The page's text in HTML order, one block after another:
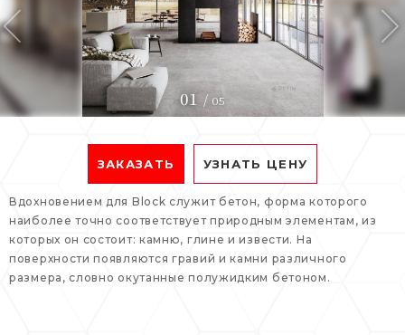
01 / 05
ЗАКАЗАТЬ УЗНАТЬ ЦЕНУ
Вдохновением для Block служит бетон, форма которого
наиболее точно соответствует природным элементам, из
которых он состоит: камню, глине и извести. На
поверхности появляются гравий и камни различного
размера, словно окутанные полужидким бетоном.